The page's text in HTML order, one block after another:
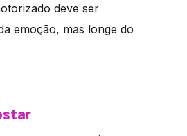
deve ser
emoção, mas longe do